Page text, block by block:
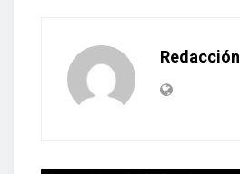
Redacción